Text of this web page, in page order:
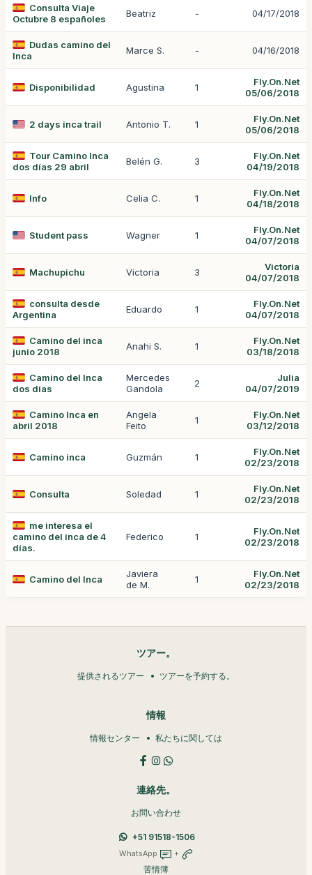
Consulta Viaje
Octubre 8 españoles
Beatriz - 04/17/2018
Dudas camino del
Inca
Marce S. - 04/16/2018
Disponibilidad Agustina 1
Fly.On.Net
05/06/2018
2 days inca trail Antonio T. 1
Fly.On.Net
05/06/2018
Tour Camino Inca
dos días 29 abril
Belén G. 3
Fly.On.Net
04/19/2018
Info Celia C. 1
Fly.On.Net
04/18/2018
Student pass Wagner 1
Fly.On.Net
04/07/2018
Machupichu Victoria 3
Victoria
04/07/2018
consulta desde
Argentina
Eduardo 1
Fly.On.Net
04/07/2018
Camino del inca
junio 2018
Anahi S. 1
Fly.On.Net
03/18/2018
Camino del Inca
dos dias
Mercedes
Gandola
2
Julia
04/07/2019
Camino Inca en
abril 2018
Angela
Feito
1
Fly.On.Net
03/12/2018
Camino inca Guzmán 1
Fly.On.Net
02/23/2018
Consulta Soledad 1
Fly.On.Net
02/23/2018
me interesa el
camino del inca de 4
días.
Federico 1
Fly.On.Net
02/23/2018
Camino del Inca
Javiera
de M.
1
Fly.On.Net
02/23/2018
ツアー。
提供されるツアー ツアーを予約する。
情報
情報センター 私たちに関しては
連絡先。
お問い合わせ
+51 91518-1506
WhatsApp +
苦情簿